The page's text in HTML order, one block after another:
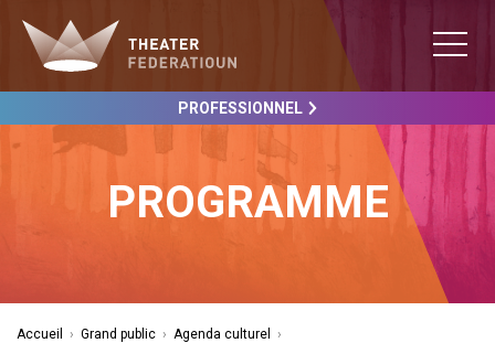
PROFESSIONNEL
PROGRAMME
Accueil › Grand public › Agenda culturel
›